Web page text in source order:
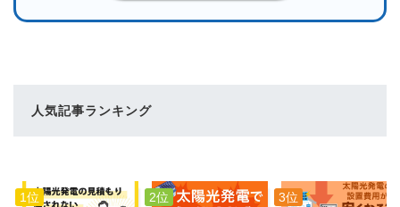
人気記事ランキング
1位 2位 3位